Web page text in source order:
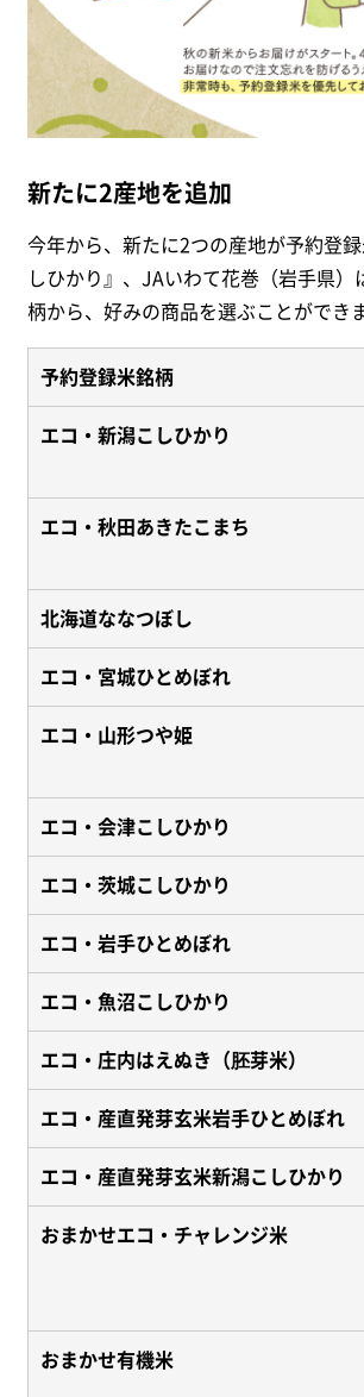
新たに2産地を追加
今年から、新たに2つの産地が予約登
しひかり』、JAいわて花巻（岩手県
柄から、好みの商品を選ぶことができ
予約登録米銘柄
エコ・新潟こしひかり
エコ・秋田あきたこまち
北海道ななつぼし
エコ・宮城ひとめぼれ
エコ・山形つや姫
エコ・会津こしひかり
エコ・茨城こしひかり
エコ・岩手ひとめぼれ
エコ・魚沼こしひかり
エコ・庄内はえぬき（胚芽米）
エコ・産直発芽玄米岩手ひとめぼれ
エコ・産直発芽玄米新潟こしひかり
おまかせエコ・チャレンジ米
おまかせ有機米